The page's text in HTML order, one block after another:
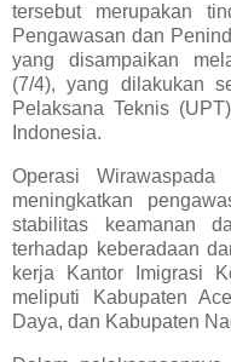
tersebut merupakan
Pengawasan dan
yang disampaikan
(7/4), yang dilakukan
Pelaksana Teknis
Indonesia.
Operasi
meningkatkan
stabilitas keamanan
terhadap keberadaan
kerja Kantor Imigrasi
meliputi Kabupaten
Daya, dan Kabupaten